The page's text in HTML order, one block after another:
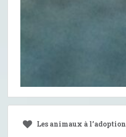
Les animaux à l’adoption